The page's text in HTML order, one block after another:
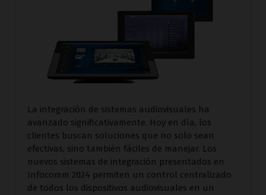
La integración de sistemas audiovisuales ha
avanzado significativamente. Hoy en día, los
clientes buscan soluciones que no solo sean
efectivas, sino también fáciles de manejar. Los
nuevos sistemas de integración presentados en
Infocomm 2024 permiten un control centralizado
de todos los dispositivos audiovisuales en un